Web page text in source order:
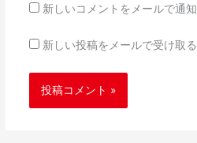
新しいコメントをメールで通知
新しい投稿をメールで受け取る